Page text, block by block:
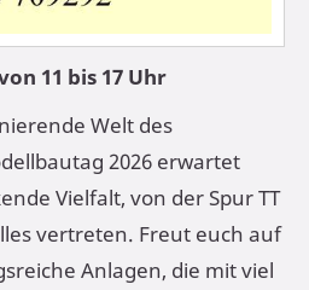
11 bis 17 Uhr
Welt des
2026 erwartet
Vielfalt, von der Spur TT
vertreten. Freut euch auf
Anlagen, die mit viel